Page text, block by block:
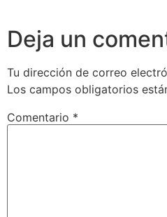
Deja un
Tu dirección de correo
Los campos obligatorios
Comentario *